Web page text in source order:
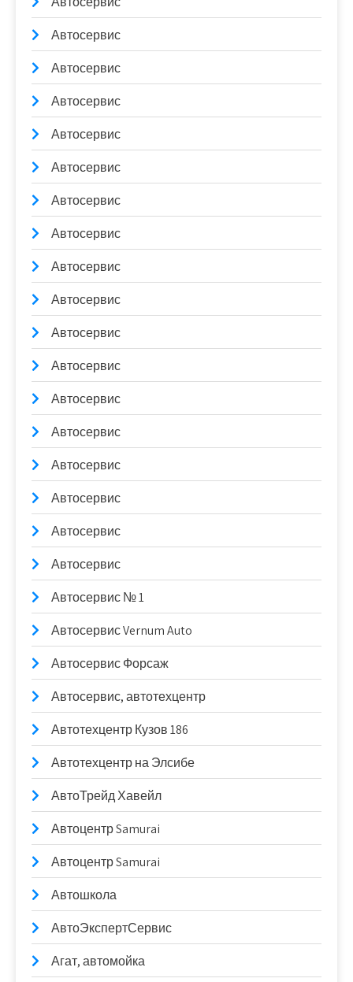
Автосервис
Автосервис
Автосервис
Автосервис
Автосервис
Автосервис
Автосервис
Автосервис
Автосервис
Автосервис
Автосервис
Автосервис
Автосервис
Автосервис
Автосервис
Автосервис
Автосервис
Автосервис № 1
Автосервис Vernum Auto
Автосервис Форсаж
Автосервис, автотехцентр
Автотехцентр Кузов 186
Автотехцентр на Элсибе
АвтоТрейд Хавейл
Автоцентр Samurai
Автоцентр Samurai
Автошкола
АвтоЭкспертСервис
Агат, автомойка